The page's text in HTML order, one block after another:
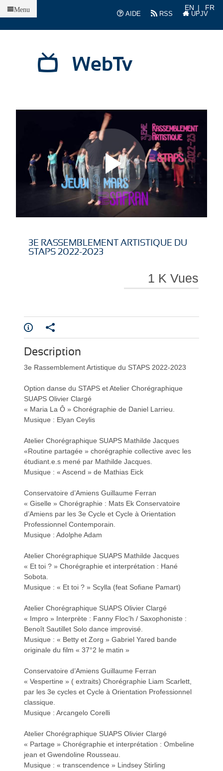
AIDE
RSS UPJV
EN FR
WebTv
Menu
L
i
e
l
a
v
i
d
L
i
e
l
a
v
i
d
3E RASSEMBLEMENT ARTISTIQUE DU
STAPS 2022-2023
1 K Vues
Description
3e Rassemblement Artistique du STAPS 2022-2023
Option danse du STAPS et Atelier Chorégraphique
SUAPS Olivier Clargé
« Maria La Ô » Chorégraphie de Daniel Larrieu.
Musique : Elyan Ceylis
Atelier Chorégraphique SUAPS Mathilde Jacques
«Routine partagée » chorégraphie collective avec les
étudiant.e.s mené par Mathilde Jacques.
Musique : « Ascend » de Mathias Eick
Conservatoire d’Amiens Guillaume Ferran
« Giselle » Chorégraphie : Mats Ek Conservatoire
d’Amiens par les 3e Cycle et Cycle à Orientation
Professionnel Contemporain.
Musique : Adolphe Adam
Atelier Chorégraphique SUAPS Mathilde Jacques
« Et toi ? » Chorégraphie et interprétation : Hané
Sobota.
Musique : « Et toi ? » Scylla (feat Sofiane Pamart)
Atelier Chorégraphique SUAPS Olivier Clargé
« Impro » Interprète : Fanny Floc’h / Saxophoniste :
Benoît Sautillet Solo dance improvisé.
Musique : « Betty et Zorg » Gabriel Yared bande
originale du film « 37°2 le matin »
Conservatoire d’Amiens Guillaume Ferran
« Vespertine » ( extraits) Chorégraphie Liam Scarlett,
par les 3e cycles et Cycle à Orientation Professionnel
classique.
Musique : Arcangelo Corelli
Atelier Chorégraphique SUAPS Olivier Clargé
« Partage » Chorégraphie et interprétation : Ombeline
jean et Gwendoline Rousseau.
Musique : « transcendence » Lindsey Stirling